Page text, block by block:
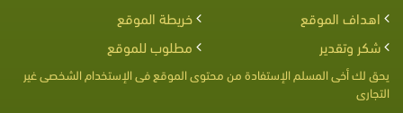
اهداف الموقع
خريطة الموقع
شكر وتقدير
مطلوب للموقع
يحق لك أخى المسلم الإستفادة من محتوى الموقع فى الإستخدام الشخصى غير
التجارى